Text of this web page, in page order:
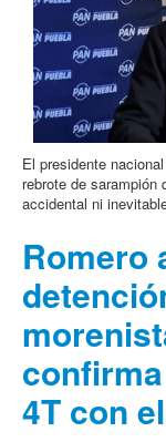
El presidente
rebrote de sarampión
accidental ni
Romero
4T con